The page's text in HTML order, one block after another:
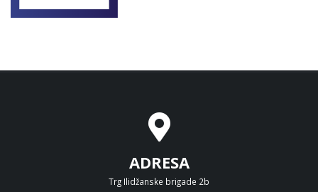
ADRESA
Trg Ilidžanske brigade 2b